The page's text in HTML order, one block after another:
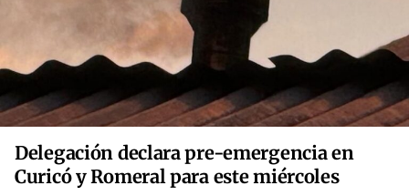
Delegación declara pre-emergencia en
Curicó y Romeral para este miércoles